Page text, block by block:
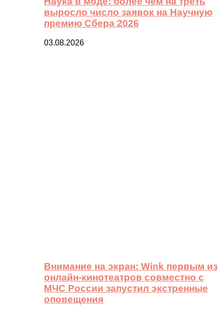
выросло число заявок на Научную
премию Сбера 2026
03.08.2026
Внимание на экран: Wink первым из
онлайн-кинотеатров совместно с
МЧС России запустил экстренные
оповещения